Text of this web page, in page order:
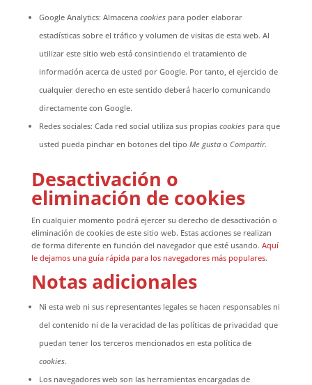
Google Analytics: Almacena cookiespara poder elaborar
estadísticas sobre el tráfico y volumen de visitas de esta web. Al
utilizar este sitio web está consintiendo el tratamiento de
información acerca de usted por Google. Por tanto, el ejercicio de
cualquier derecho en este sentido deberá hacerlo comunicando
directamente con Google.
Redes sociales: Cada red social utiliza sus propias cookiespara que
usted pueda pinchar en botones del tipo Me gustao Compartir.
Desactivación o
eliminación de cookies
En cualquier momento podrá ejercer su derecho de desactivación o
eliminación de cookies de este sitio web. Estas acciones se realizan
de forma diferente en función del navegador que esté usando. Aquí
le dejamos una guía rápida para los navegadores más populares.
Notas adicionales
Ni esta web ni sus representantes legales se hacen responsables ni
del contenido ni de la veracidad de las políticas de privacidad que
puedan tener los terceros mencionados en esta política de
cookies.
Los navegadores web son las herramientas encargadas de
la web.
Experiencia
Para que
nuestra web
funcione lo
mejor posible
visita. Si
rechaza estas
cookies,
funcionalidades
desaparecerán
de la web.
Marketing
Al compartir tus
intereses y
mientras visitas
nuestro sitio,
posibilidad de
ver contenido y
ofertas
personalizados.